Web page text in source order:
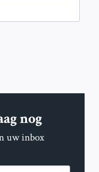
nog
uw inbox